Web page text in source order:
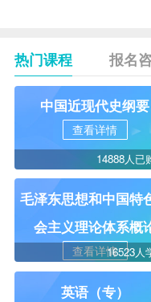
热门课程 报名
中国近现代史纲要
查看详情
14888人已
毛泽东思想和中国特
会主义理论体系概
查看详情16523人
英语（专）